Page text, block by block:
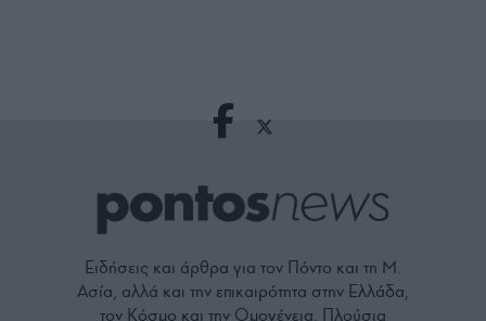
Ειδήσεις και άρθρα για τον Πόντο και τη Μ.
Ασία, αλλά και την επικαιρότητα στην Ελλάδα,
τον Κόσμο και την Ομογένεια. Πλούσια